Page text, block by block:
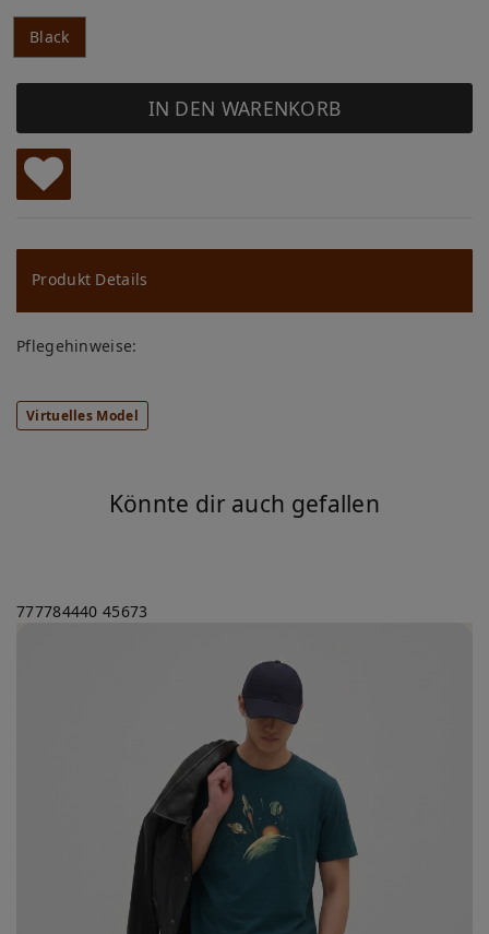
Black
IN DEN WARENKORB
W
u
ns
ch
lis
te
Produkt Details
Pflegehinweise:
Virtuelles Model
Könnte dir auch gefallen
777784440 45673